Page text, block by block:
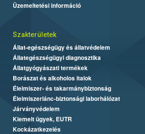
Üzemeltetési információ
Szakterületek
Állat-egészségügy és állatvédelem
Állategészségügyi diagnosztika
Állatgyógyászati termékek
Borászat és alkoholos italok
Élelmiszer- és takarmánybiztonság
Élelmiszerlánc-biztonsági laborhálózat
Járványvédelem
Kiemelt ügyek, EUTR
Kockázatkezelés